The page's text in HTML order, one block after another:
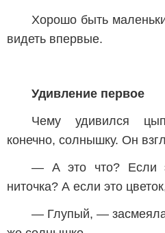
Хорошо быть
видеть впервые.
Удивление первое
Чему удивился
конечно, солнышку. Он
— А это что? Если
ниточка? А если это
— Глупый, —